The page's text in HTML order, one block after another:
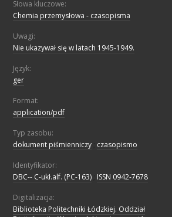
Słowa kluczowe:
Chemia przemysłowa - czasopisma
Uwagi:
Nie ukazywał się w latach 1945-1949.
Język:
ger
Format:
application/pdf
Typ zasobu:
dokument piśmienniczy czasopismo
Identyfikator:
DBC-- C-ukł.alf. (PC-163) ISSN 0942-7678
Digitalizacja:
Biblioteka Politechniki Łódzkiej. Oddział